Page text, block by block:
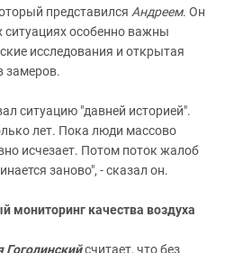
представился Андреем. Он
ситуациях особенно важны
исследования и открытая
замеров.
ситуацию "давней историей".
лет. Пока люди массово
исчезает. Потом поток жалоб
заново", - сказал он.
мониторинг качества воздуха
Гоголинскийсчитает, что без